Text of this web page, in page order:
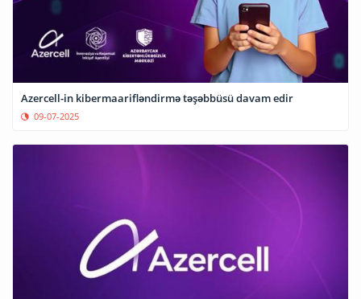
Azercell-in kibermaarifləndirmə təşəbbüsü davam edir
09-07-2025